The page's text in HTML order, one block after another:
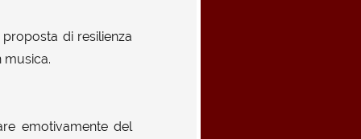
di resilienza
musica.
emotivamente del